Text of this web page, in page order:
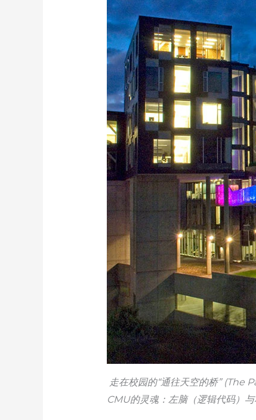
走在校园的“通往天空的桥” (The
CMU的灵魂：左脑（逻辑代码）与